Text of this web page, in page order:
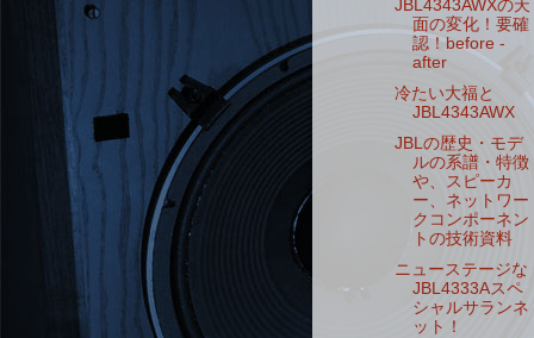
JBL4343AWXの天
面の変化！要確
認！before -
after
冷たい大福と
JBL4343AWX
JBLの歴史・モデ
ルの系譜・特徴
や、スピーカ
ー、ネットワー
クコンポーネン
トの技術資料
ニューステージな
JBL4333Aスペ
シャルサランネ
ット！